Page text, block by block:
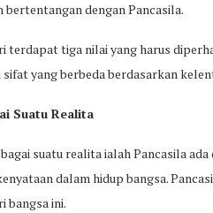
dengan Pancasila.
terdapat tiga nilai yang harus
yang berbeda berdasarkan
Suatu Realita
suatu realita ialah Pancasila
dalam hidup bangsa.
bangsa ini.